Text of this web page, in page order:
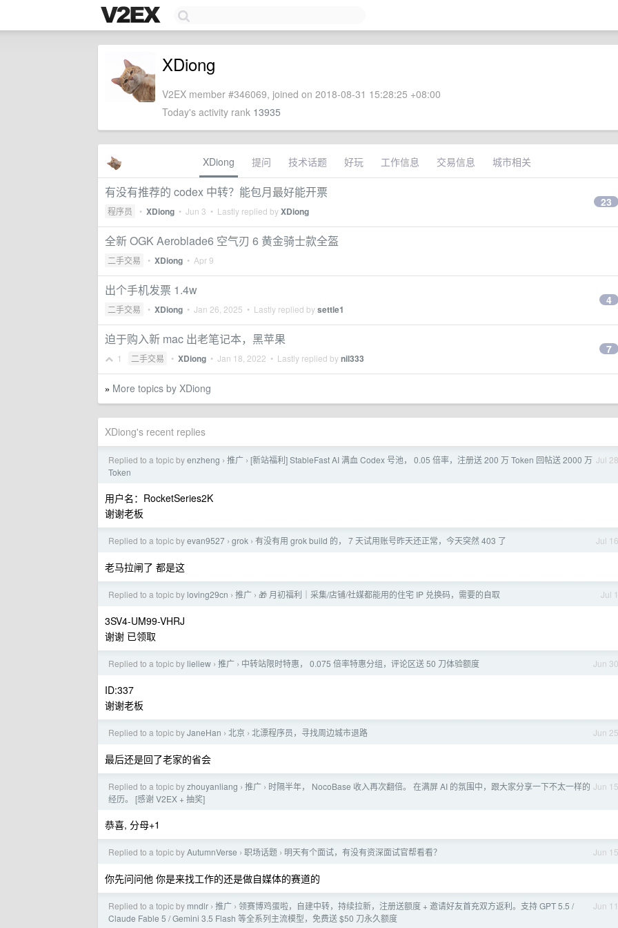
XDiong
V2EX member #346069, joined on 2018-08-31 15:28:25 +08:00
Today's activity rank 13935
XDiong 提问 技术话题 好玩 工作信息 交易信息 城市相关
有没有推荐的 codex 中转？能包月最好能开票
程序员 • XDiong • Jun 3 • Lastly replied byXDiong
23
全新 OGK Aeroblade6 空气刃 6 黄金骑士款全盔
二手交易 • XDiong • Apr 9
出个手机发票 1.4w
二手交易 • XDiong • Jan 26, 2025 • Lastly replied bysettle1
4
迫于购入新 mac 出老笔记本，黑苹果
1 二手交易 • XDiong • Jan 18, 2022 • Lastly replied bynil333
7
» More topics by XDiong
XDiong's recent replies
Jul 28
Replied to a topic byenzheng › 推广 › [新站福利] StableFast AI 满血 Codex 号池， 0.05 倍率，注册送 200 万 Token 回帖送 2000 万
Token
用户名：RocketSeries2K
谢谢老板
Jul 16
Replied to a topic byevan9527 › grok › 有没有用 grok build 的， 7 天试用账号昨天还正常，今天突然 403 了
老马拉闸了 都是这
Jul 1
Replied to a topic by loving29cn › 推广 › 🎁 月初福利｜采集/店铺/社媒都能用的住宅 IP 兑换码，需要的自取
3SV4-UM99-VHRJ
谢谢 已领取
Jun 30
Replied to a topic by lieliew › 推广 › 中转站限时特惠， 0.075 倍率特惠分组，评论区送 50 刀体验额度
ID:337
谢谢老板
Jun 25
Replied to a topic byJaneHan › 北京 › 北漂程序员，寻找周边城市退路
最后还是回了老家的省会
Jun 15
Replied to a topic byzhouyanliang › 推广 › 时隔半年， NocoBase 收入再次翻倍。 在满屏 AI 的氛围中，跟大家分享一下不太一样的
经历。 [感谢 V2EX + 抽奖]
恭喜, 分母+1
Jun 15
Replied to a topic byAutumnVerse › 职场话题 › 明天有个面试，有没有资深面试官帮看看？
你先问问他 你是来找工作的还是做自媒体的赛道的
Jun 11
Replied to a topic by mndlr › 推广 › 领赛博鸡蛋啦，自建中转，持续拉新，注册送额度 + 邀请好友首充双方返利。支持 GPT 5.5 /
Claude Fable 5 / Gemini 3.5 Flash 等全系列主流模型，免费送 $50 刀永久额度